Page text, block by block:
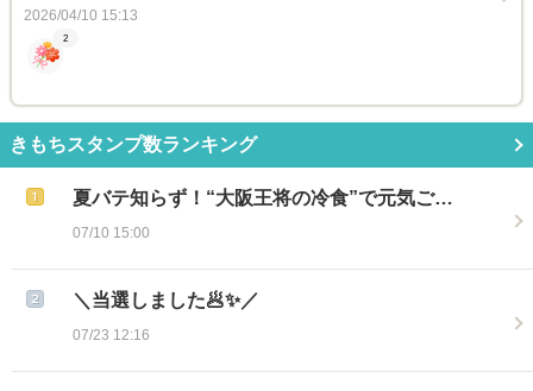
2026/04/10 15:13
2
きもちスタンプ数ランキング
夏バテ知らず！“大阪王将の冷食”で元気ご…
07/10 15:00
＼当選しました🥟✨／
07/23 12:16